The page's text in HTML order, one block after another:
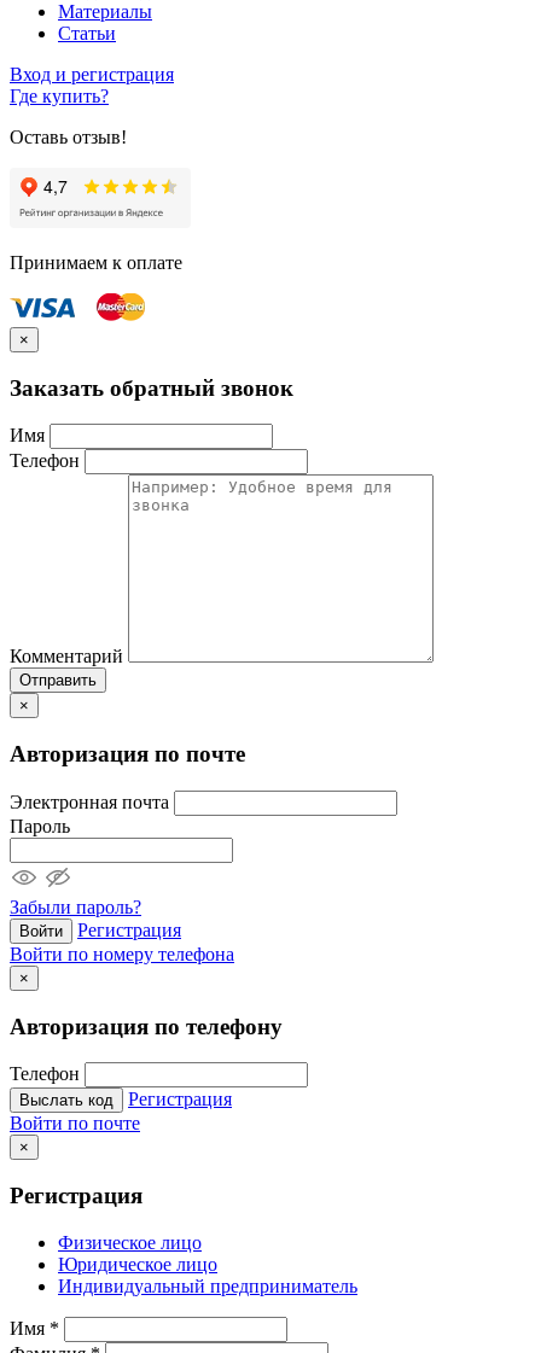
Материалы
Статьи
Вход и регистрация
Где купить?
Оставь отзыв!
Принимаем к оплате
×
Заказать обратный звонок
Имя
Телефон
Комментарий
Отправить
×
Авторизация по почте
Электронная почта
Пароль
Забыли пароль?
Войти
Регистрация
Войти по номеру телефона
×
Авторизация по телефону
Телефон
Выслать код
Регистрация
Войти по почте
×
Регистрация
Физическое лицо
Юридическое лицо
Индивидуальный предприниматель
Имя *